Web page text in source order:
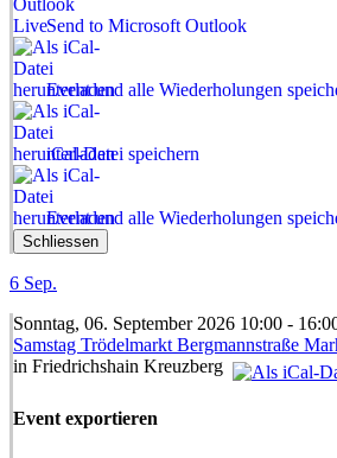
Send to Microsoft Outlook
Event und alle Wiederholungen
iCal-Datei speichern
Event und alle Wiederholungen
Schliessen
6 Sep.
Sonntag, 06. September 2026 10:00 -
Samstag Trödelmarkt Bergmannstraße
in Friedrichshain Kreuzberg
Event exportieren